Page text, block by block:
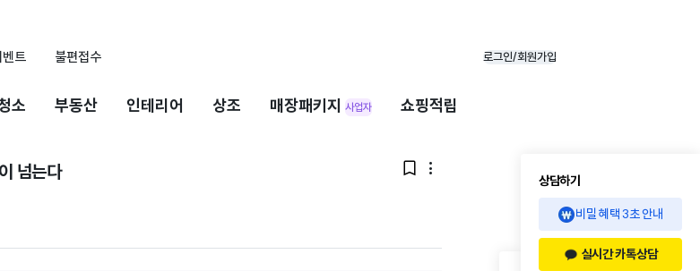
벤트 불편접수 로그인/회원가입
소 부동산 인테리어 상조 매장패키지 사업자 쇼핑적립
넘는다   상담하기
비밀 혜택 3초 안내
실시간 카톡상담